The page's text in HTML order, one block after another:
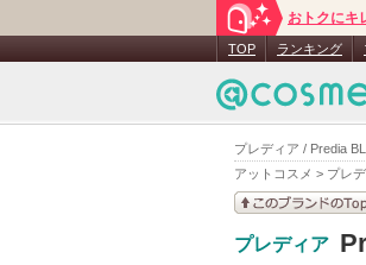
プレディア / Predia
アットコスメ > プレ
おトクにキ
TOP ランキング
プレディア